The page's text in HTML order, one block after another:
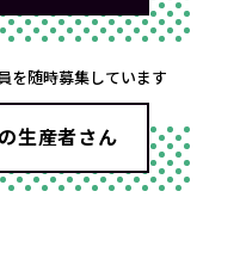
を随時募集しています
生産者さん